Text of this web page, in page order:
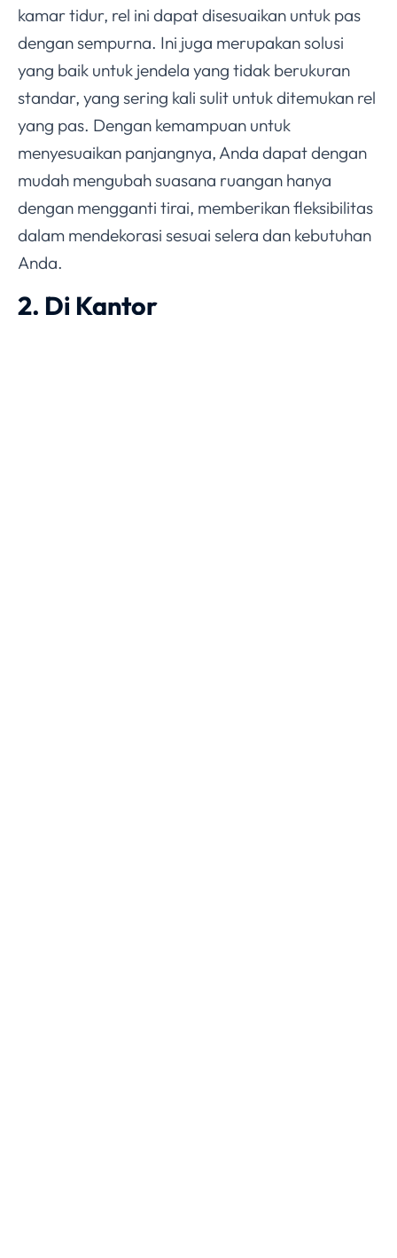
kamar tidur, rel ini dapat disesuaikan untuk pas
dengan sempurna. Ini juga merupakan solusi
yang baik untuk jendela yang tidak berukuran
standar, yang sering kali sulit untuk ditemukan rel
yang pas. Dengan kemampuan untuk
menyesuaikan panjangnya, Anda dapat dengan
mudah mengubah suasana ruangan hanya
dengan mengganti tirai, memberikan fleksibilitas
dalam mendekorasi sesuai selera dan kebutuhan
Anda.
2. Di Kantor